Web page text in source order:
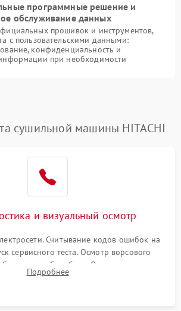
программные решение и
обслуживание данных
прошивок и инструментов,
с пользовательскими данными:
конфиденциальность и
при необходимости
сушильной машины HITACHI
и визуальный осмотр
Считывание кодов ошибок на
сервисного теста. Осмотр ворсового
и барабана. Опрос клиента о
сушит, не крутит барабан, сильно шумит
Подробнее